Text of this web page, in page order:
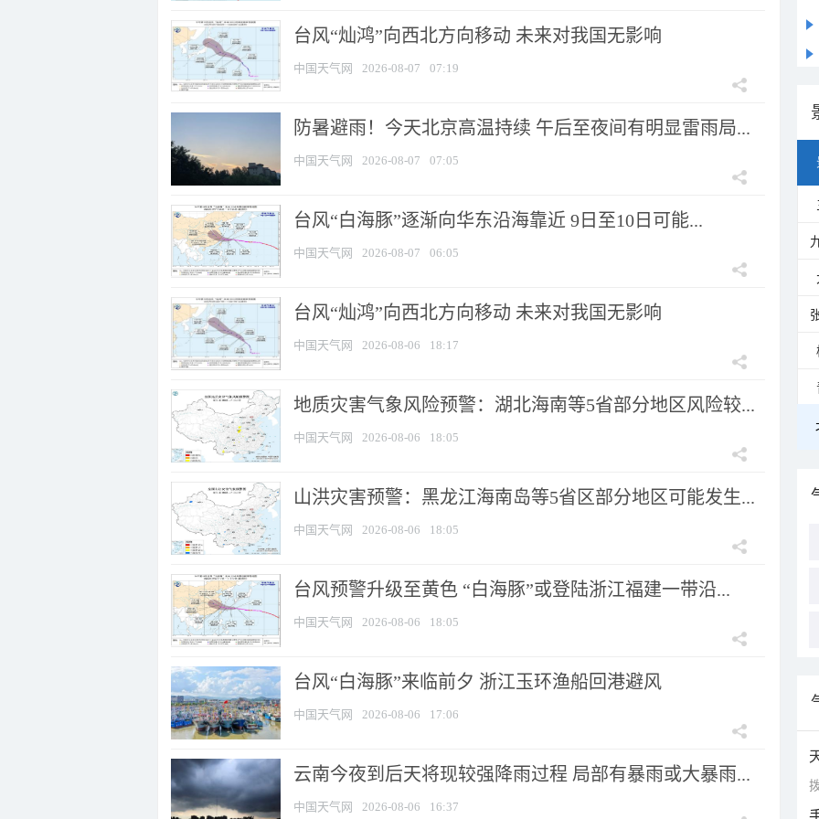
台风“灿鸿”向西北方向移动 未来对我国无影响
中国天气网 2026-08-07 07:19
防暑避雨！今天北京高温持续 午后至夜间有明显雷雨局...
中国天气网 2026-08-07 07:05
台风“白海豚”逐渐向华东沿海靠近 9日至10日可能...
中国天气网 2026-08-07 06:05
台风“灿鸿”向西北方向移动 未来对我国无影响
中国天气网 2026-08-06 18:17
地质灾害气象风险预警：湖北海南等5省部分地区风险较...
中国天气网 2026-08-06 18:05
山洪灾害预警：黑龙江海南岛等5省区部分地区可能发生...
中国天气网 2026-08-06 18:05
台风预警升级至黄色 “白海豚”或登陆浙江福建一带沿...
中国天气网 2026-08-06 18:05
台风“白海豚”来临前夕 浙江玉环渔船回港避风
中国天气网 2026-08-06 17:06
云南今夜到后天将现较强降雨过程 局部有暴雨或大暴雨...
中国天气网 2026-08-06 16:37